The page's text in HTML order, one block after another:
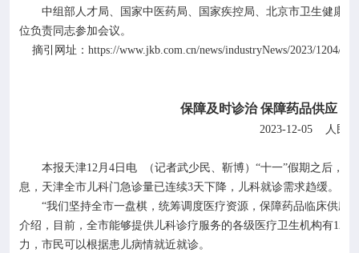
中组部人才局、国家中医药局、国家疾控局、北京市卫生健康
位负责同志参加会议。
摘引网址： https://www.jkb.com.cn/news/industryNews/2023/1204/
保障及时诊治 保障药品供应
2023-12-05 人民
本报天津12月 4日电
（记者武少民、靳博）“十一”假期之后，
息，天津全市儿科门急诊量已连续3天下降，儿科就诊需求趋缓。
“我们坚持全市一盘棋，统筹调度医疗资源，保障药品临床供应
介绍，目前，全市能够提供儿科诊疗服务的各级医疗卫生机构有128
力，市民可以根据患儿病情就近就诊。